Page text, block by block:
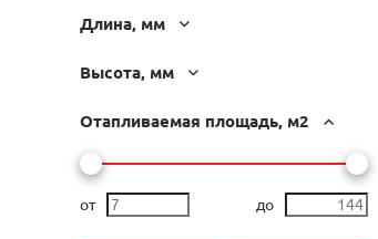
Длина, мм
Высота, мм
Отапливаемая площадь, м2
от до